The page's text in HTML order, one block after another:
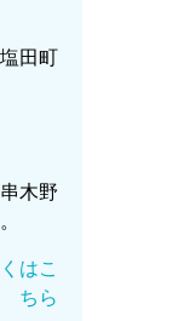
田町
木野
はこ
ちら